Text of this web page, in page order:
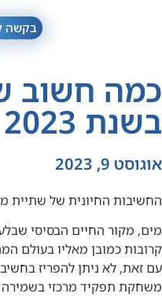
בקשה
כמה חשוב
בשנת 2023 ובכלל
אוגוסט 9, 2023
החשיבות החיונית של שתיית מים בשנת
מים, מקור החיים הבסיסי
קרובות כמובן מאליו בעולם
עם זאת, לא ניתן להפריז
משחקת תפקיד מרכזי בשמירה